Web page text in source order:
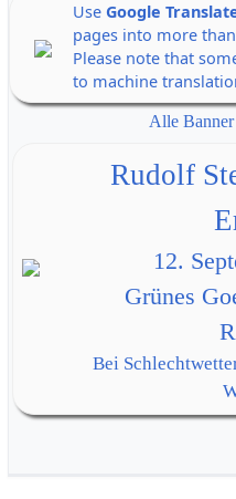
Use Google
pages into more
Please note that
to machine
Alle
Rudolf
12.
Grünes
Bei